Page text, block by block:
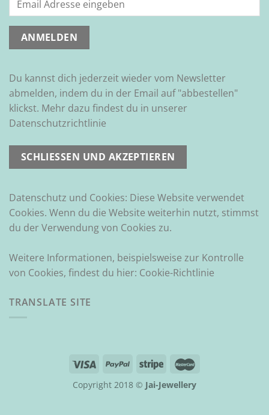
Du kannst dich jederzeit wieder vom Newsletter
abmelden, indem du in der Email auf "abbestellen"
klickst. Mehr dazu findest du in unserer
Datenschutzrichtlinie
Datenschutz und Cookies: Diese Website verwendet
Cookies. Wenn du die Website weiterhin nutzt, stimmst
du der Verwendung von Cookies zu.
Weitere Informationen, beispielsweise zur Kontrolle
von Cookies, findest du hier: Cookie-Richtlinie
TRANSLATE SITE
Copyright 2018 © Jai-Jewellery